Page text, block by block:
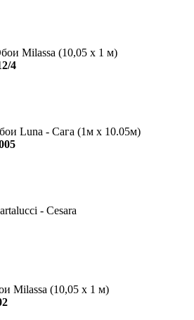
Milassa (10,05 х 1 м)
4
Luna - Сага (1м х 10.05м)
- Cesara
Milassa (10,05 х 1 м)